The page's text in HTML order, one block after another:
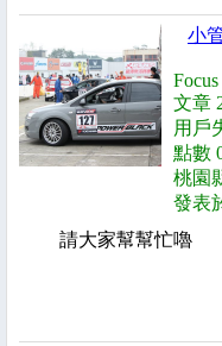
小
文章
用戶
點數
桃園
發表
請大家幫幫忙嚕